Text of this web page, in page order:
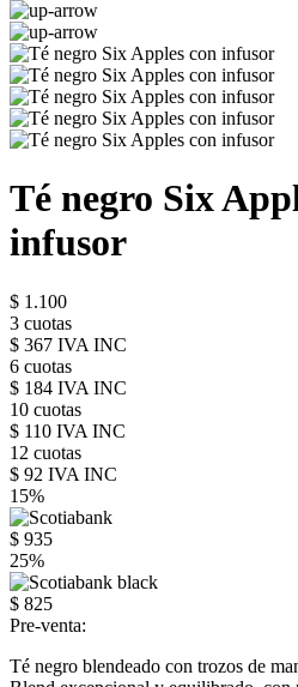
Té negro Six
infusor
$ 1.100
3 cuotas
$ 367 IVA INC
6 cuotas
$ 184 IVA INC
10 cuotas
$ 110 IVA INC
12 cuotas
$ 92 IVA INC
15%
$ 935
25%
$ 825
Pre-venta:
Té negro blendeado con trozos de